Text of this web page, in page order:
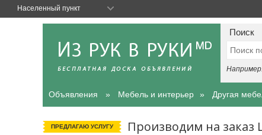
Поиск
Объявления Мебель и интерьер Другая
ПРЕДЛАГАЮ УСЛУГУ Производим на заказ
Населенный пункт